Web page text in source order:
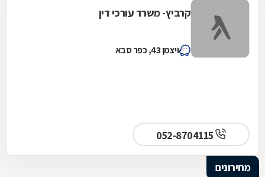
קרביץ- משרד עורכי דין
ויצמן 43, כפר סבא
מחירונים